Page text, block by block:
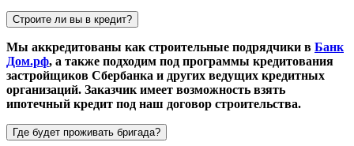
Строите ли вы в кредит?
Мы аккредитованы как строительные подрядчики в Банк
Дом.рф, а также подходим под программы кредитования
застройщиков Сбербанка и других ведущих кредитных
организаций. Заказчик имеет возможность взять
ипотечный кредит под наш договор строительства.
Где будет проживать бригада?